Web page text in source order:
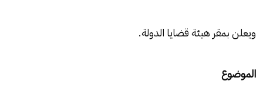
ويعلن بمقر هيئة قضايا الدولة.
الموضوع